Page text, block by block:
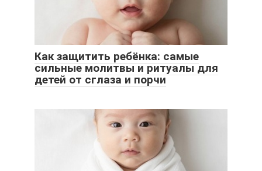
Как защитить ребёнка: самые
сильные молитвы и ритуалы для
детей от сглаза и порчи